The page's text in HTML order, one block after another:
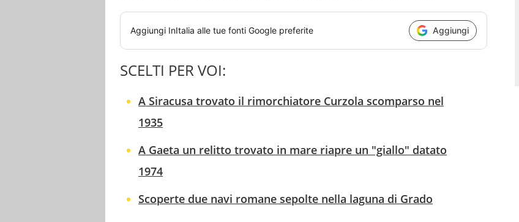
Aggiungi InItalia alle tue fonti Google preferite Aggiungi
SCELTI PER VOI:
A Siracusa trovato il rimorchiatore Curzola scomparso nel
1935
A Gaeta un relitto trovato in mare riapre un "giallo" datato
1974
Scoperte due navi romane sepolte nella laguna di Grado